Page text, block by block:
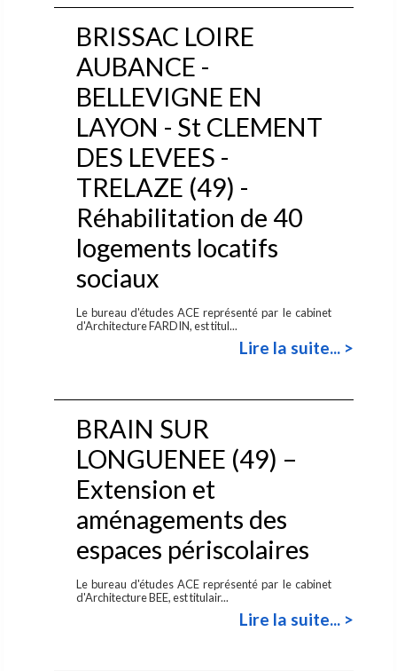
BRISSAC LOIRE
AUBANCE -
BELLEVIGNE EN
LAYON - St CLEMENT
DES LEVEES -
TRELAZE (49) -
Réhabilitation de 40
logements locatifs
sociaux
Le bureau d'études ACE représenté par le cabinet
d'Architecture FARDIN, est titul...
Lire la suite... >
BRAIN SUR
LONGUENEE (49) –
Extension et
aménagements des
espaces périscolaires
Le bureau d'études ACE représenté par le cabinet
d'Architecture BEE, est titulair...
Lire la suite... >